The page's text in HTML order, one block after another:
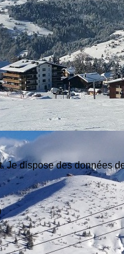
dispose des données